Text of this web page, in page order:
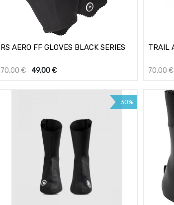
RS AERO FF GLOVES BLACK SERIES
70,00€ 49,00€ 70,00€
30%